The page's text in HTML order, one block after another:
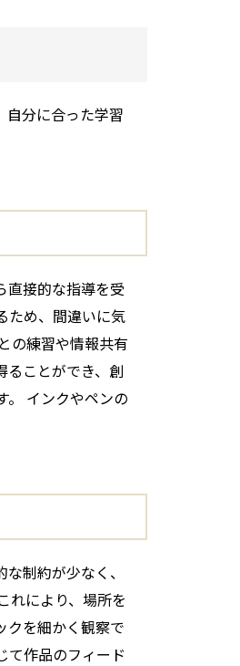
自分に合った学習
直接的な指導を受
ため、間違いに気
の練習や情報共有
ることができ、創
。 インクやペンの
制約が少なく、
れにより、場所を
クを細かく観察で
て作品のフィード